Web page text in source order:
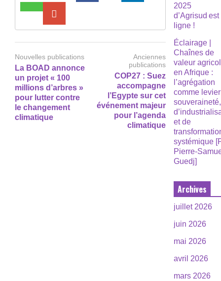
Nouvelles publications
La BOAD annonce
un projet « 100
millions d’arbres »
pour lutter contre
le changement
climatique
Anciennes
publications
COP27 : Suez
accompagne
l’Egypte sur cet
événement majeur
pour l’agenda
climatique
2025
d’Agrisud
ligne !
Éclairage |
Chaînes de
valeur
en Afrique :
l’agrégation
comme
souveraineté,
et de
systémique
Pierre-
Guedj]
Archives
juillet 2026
juin 2026
mai 2026
avril 2026
mars 2026